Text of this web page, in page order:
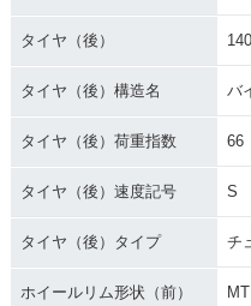
タイヤ（後）
タイヤ（後）構造名 バ
タイヤ（後）荷重指数 66
タイヤ（後）速度記号 S
タイヤ（後）タイプ チ
ホイールリム形状（前） MT